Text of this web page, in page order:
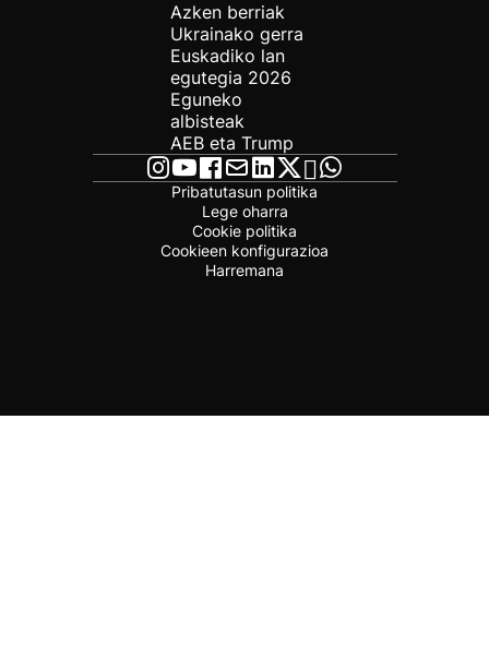
Azken berriak
Ukrainako gerra
Euskadiko lan
egutegia 2026
Eguneko
albisteak
AEB eta Trump
Pribatutasun politika
Lege oharra
Cookie politika
Cookieen konfigurazioa
Harremana